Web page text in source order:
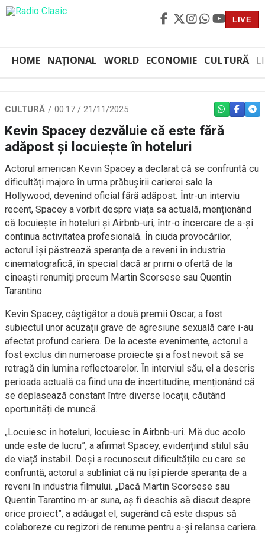
LIVE
HOME NAȚIONAL WORLD ECONOMIE CULTURĂ
CULTURĂ 00:17 / 21/11/2025 WHATSAPP
Kevin Spacey dezvăluie că este fără
adăpost și locuiește în hoteluri
Actorul american Kevin Spacey a declarat că se confruntă cu
dificultăți majore în urma prăbușirii carierei sale la
Hollywood, devenind oficial fără adăpost. Într-un interviu
recent, Spacey a vorbit despre viața sa actuală, menționând
că locuiește în hoteluri și Airbnb-uri, într-o încercare de a-și
continua activitatea profesională. În ciuda provocărilor,
actorul își păstrează speranța de a reveni în industria
cinematografică, în special dacă ar primi o ofertă de la
cineaști renumiți precum Martin Scorsese sau Quentin
Tarantino.
Kevin Spacey, câștigător a două premii Oscar, a fost
subiectul unor acuzații grave de agresiune sexuală care i-au
afectat profund cariera. De la aceste evenimente, actorul a
fost exclus din numeroase proiecte și a fost nevoit să se
retragă din lumina reflectoarelor. În interviul său, el a descris
perioada actuală ca fiind una de incertitudine, menționând că
se deplasează constant între diverse locații, căutând
oportunități de muncă.
„Locuiesc în hoteluri, locuiesc în Airbnb-uri. Mă duc acolo
unde este de lucru”, a afirmat Spacey, evidențiind stilul său
de viață instabil. Deși a recunoscut dificultățile cu care se
confruntă, actorul a subliniat că nu își pierde speranța de a
reveni în industria filmului. „Dacă Martin Scorsese sau
Quentin Tarantino m-ar suna, aș fi deschis să discut despre
orice proiect”, a adăugat el, sugerând că este dispus să
colaboreze cu regizori de renume pentru a-și relansa cariera.